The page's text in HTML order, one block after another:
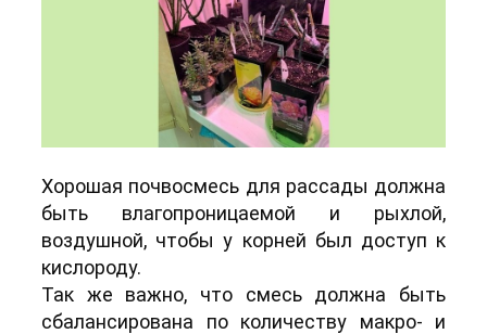
Хорошая почвосмесь для рассады должна
быть влагопроницаемой и рыхлой,
воздушной, чтобы у корней был доступ к
кислороду.
Так же важно, что смесь должна быть
сбалансирована по количеству макро- и